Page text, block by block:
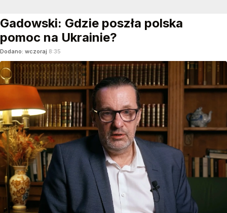
Gadowski: Gdzie poszła polska
pomoc na Ukrainie?
Dodano: wczoraj 8:35